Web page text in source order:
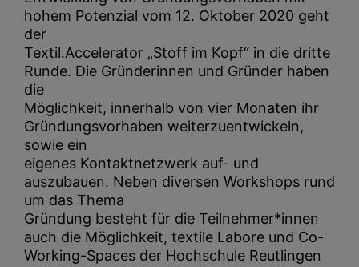
hohem Potenzial vom 12. Oktober 2020 geht
der
Textil.Accelerator „Stoff im Kopf“ in die dritte
Runde. Die Gründerinnen und Gründer haben
die
Möglichkeit, innerhalb von vier Monaten ihr
Gründungsvorhaben weiterzuentwickeln,
sowie ein
eigenes Kontaktnetzwerk auf- und
auszubauen. Neben diversen Workshops rund
um das Thema
Gründung besteht für die Teilnehmer*innen
auch die Möglichkeit, textile Labore und Co-
Working-Spaces der Hochschule Reutlingen